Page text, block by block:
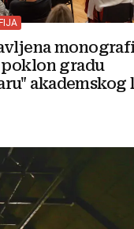
gradu
akademskog